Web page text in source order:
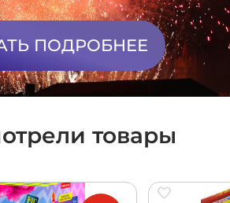
ПОДРОБНЕЕ
товары